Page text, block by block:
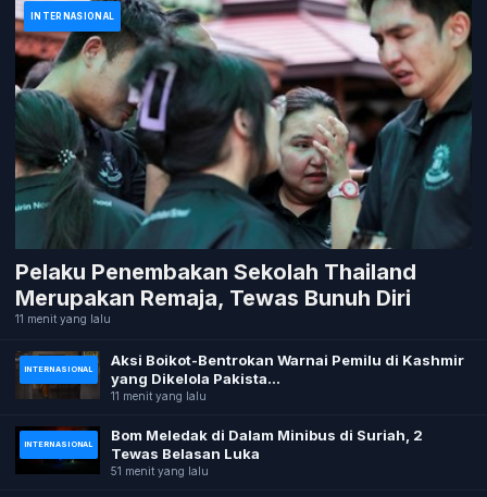
INTERNASIONAL
Pelaku Penembakan Sekolah Thailand
Merupakan Remaja, Tewas Bunuh Diri
11 menit yang lalu
INTERNASIONAL
Aksi Boikot-Bentrokan Warnai Pemilu di Kashmir
yang Dikelola Pakista...
11 menit yang lalu
INTERNASIONAL
Bom Meledak di Dalam Minibus di Suriah, 2
Tewas Belasan Luka
51 menit yang lalu